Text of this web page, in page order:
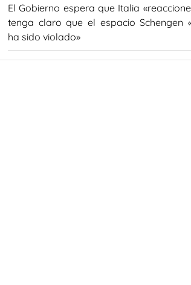
El Gobierno espera que Italia
tenga claro que el espacio Schengen
ha sido violado»